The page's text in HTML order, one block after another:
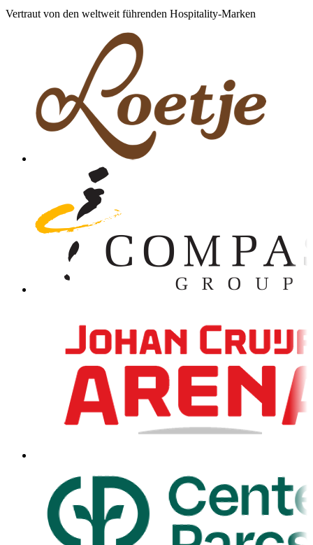
Vertraut von den weltweit führenden Hospitality-Marken